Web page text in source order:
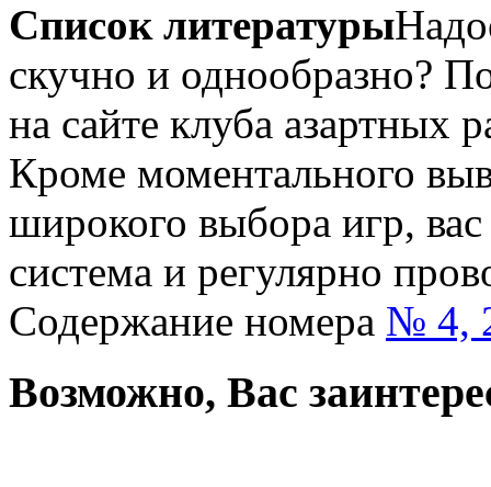
Список литературы
скучно и однообразно?
на сайте клуба азартных
Кроме моментального
широкого выбора игр,
система и регулярно
Содержание номера № 4,
Возможно, Вас